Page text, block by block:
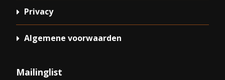
Privacy
Algemene voorwaarden
Mailinglist